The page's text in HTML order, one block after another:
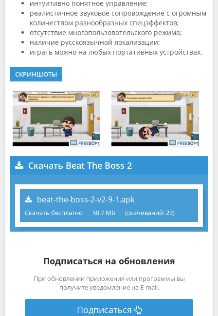
интуитивно понятное управление;
реалистичное звуковое сопровождение с огромным
количеством разнообразных спецэффектов;
отсутствие многопользовательского режима;
наличие русскоязычной локализации;
играть можно на любых портативных устройствах.
СКРИНШОТЫ
Скачать Beat The Boss 2
beat-the-boss-2-v2-9-1.apk
Скачать бесплатно 58.7 Mb (cкачиваний: 23)
Подписаться на обновления
При обновлении приложения или программы вы
получите уведомление на E-mail.
Подписаться